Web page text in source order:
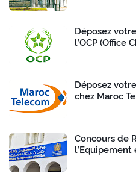
Déposez
l’OCP (Office
Déposez
chez Maroc
Concours de
l’Equipement